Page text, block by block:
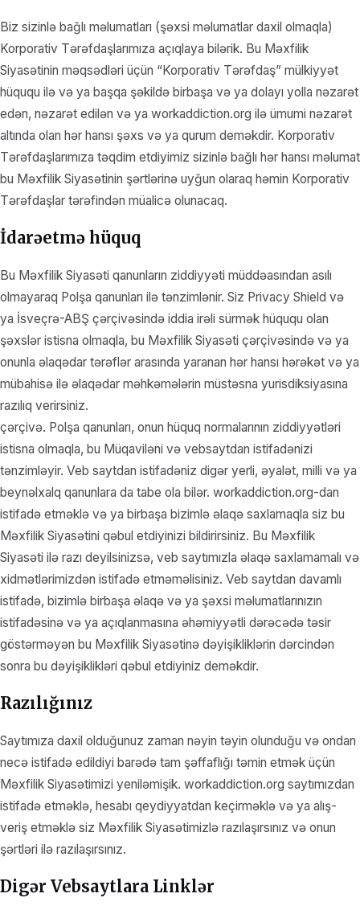
Biz sizinlə bağlı məlumatları (şəxsi məlumatlar daxil olmaqla)
Korporativ Tərəfdaşlarımıza açıqlaya bilərik. Bu Məxfilik
Siyasətinin məqsədləri üçün “Korporativ Tərəfdaş” mülkiyyət
hüququ ilə və ya başqa şəkildə birbaşa və ya dolayı yolla nəzarət
edən, nəzarət edilən və ya workaddiction.org ilə ümumi nəzarət
altında olan hər hansı şəxs və ya qurum deməkdir. Korporativ
Tərəfdaşlarımıza təqdim etdiyimiz sizinlə bağlı hər hansı məlumat
bu Məxfilik Siyasətinin şərtlərinə uyğun olaraq həmin Korporativ
Tərəfdaşlar tərəfindən müalicə olunacaq.
İdarəetmə hüquq
Bu Məxfilik Siyasəti qanunların ziddiyyəti müddəasından asılı
olmayaraq Polşa qanunları ilə tənzimlənir. Siz Privacy Shield və
ya İsveçrə-ABŞ çərçivəsində iddia irəli sürmək hüququ olan
şəxslər istisna olmaqla, bu Məxfilik Siyasəti çərçivəsində və ya
onunla əlaqədar tərəflər arasında yaranan hər hansı hərəkət və ya
mübahisə ilə əlaqədar məhkəmələrin müstəsna yurisdiksiyasına
razılıq verirsiniz.
çərçivə. Polşa qanunları, onun hüquq normalarının ziddiyyətləri
istisna olmaqla, bu Müqaviləni və vebsaytdan istifadənizi
tənzimləyir. Veb saytdan istifadəniz digər yerli, əyalət, milli və ya
beynəlxalq qanunlara da tabe ola bilər. workaddiction.org-dan
istifadə etməklə və ya birbaşa bizimlə əlaqə saxlamaqla siz bu
Məxfilik Siyasətini qəbul etdiyinizi bildirirsiniz. Bu Məxfilik
Siyasəti ilə razı deyilsinizsə, veb saytımızla əlaqə saxlamamalı və
xidmətlərimizdən istifadə etməməlisiniz. Veb saytdan davamlı
istifadə, bizimlə birbaşa əlaqə və ya şəxsi məlumatlarınızın
istifadəsinə və ya açıqlanmasına əhəmiyyətli dərəcədə təsir
göstərməyən bu Məxfilik Siyasətinə dəyişikliklərin dərcindən
sonra bu dəyişiklikləri qəbul etdiyiniz deməkdir.
Razılığınız
Saytımıza daxil olduğunuz zaman nəyin təyin olunduğu və ondan
necə istifadə edildiyi barədə tam şəffaflığı təmin etmək üçün
Məxfilik Siyasətimizi yeniləmişik. workaddiction.org saytımızdan
istifadə etməklə, hesabı qeydiyyatdan keçirməklə və ya alış-
veriş etməklə siz Məxfilik Siyasətimizlə razılaşırsınız və onun
şərtləri ilə razılaşırsınız.
Digər Vebsaytlara Linklər